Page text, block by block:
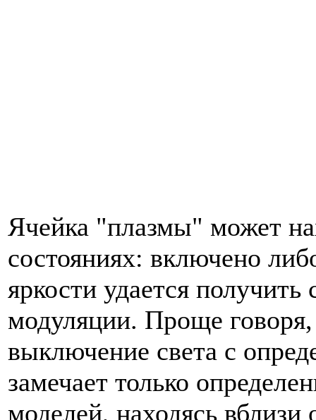
Ячейка "плазмы" может
состояниях: включено
яркости удается
модуляции. Проще
выключение света с
замечает только
моделей, находясь